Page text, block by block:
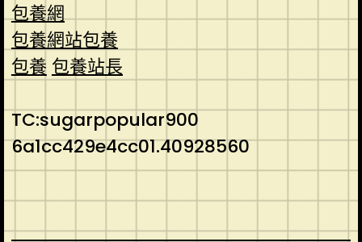
包養網
包養網站包養
包養 包養站長
TC:sugarpopular900
6a1cc429e4cc01.40928560